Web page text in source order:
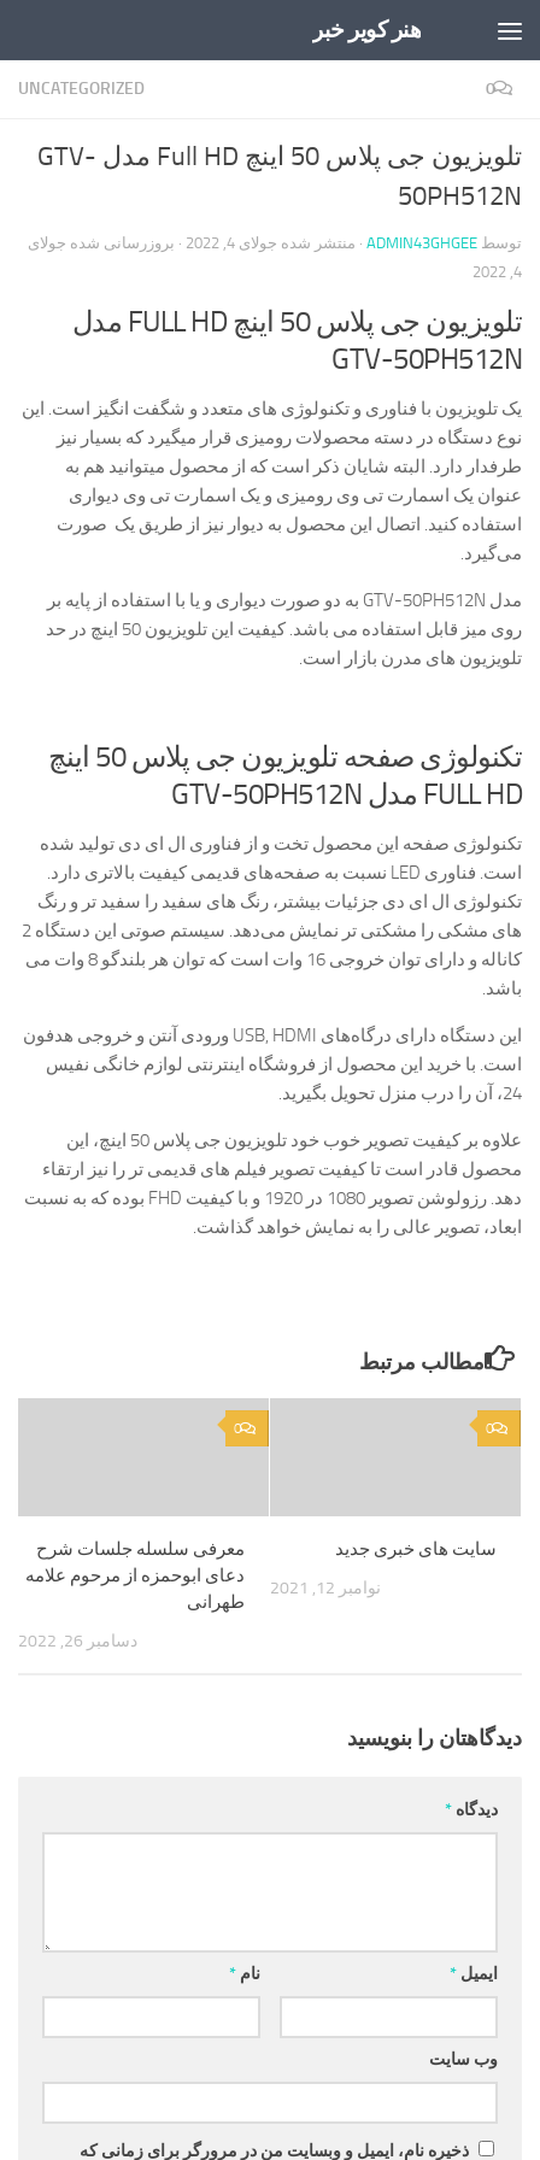
هنر کویر خبر
UNCATEGORIZED 0
تلویزیون جی پلاس 50 اینچ Full HD مدل GTV-
50PH512N
توسط ADMIN43GHGEE · منتشر شده جولای 4, 2022 · بروزرسانی شده جولای
4, 2022
تلویزیون جی پلاس 50 اینچ FULL HD مدل
GTV-50PH512N
یک تلویزیون با فناوری و تکنولوژی های متعدد و شگفت انگیز است. این
نوع دستگاه در دسته محصولات رومیزی قرار میگیرد که بسیار نیز
طرفدار دارد. البته شایان ذکر است که از محصول میتوانید هم به
عنوان یک اسمارت تی وی رومیزی و یک اسمارت تی وی دیواری
استفاده کنید. اتصال این محصول به دیوار نیز از طریق یک صورت
می‌گیرد.
مدل GTV-50PH512N به دو صورت دیواری و یا با استفاده از پایه بر
روی میز قابل استفاده می باشد. کیفیت این تلویزیون 50 اینچ در حد
تلویزیون های مدرن بازار است.
تکنولوژی صفحه تلویزیون جی پلاس 50 اینچ
FULL HD مدل GTV-50PH512N
تکنولوژی صفحه این محصول تخت و از فناوری ال ای دی تولید شده
است. فناوری LED نسبت به صفحه‌های قدیمی کیفیت بالاتری دارد.
تکنولوژی ال ای دی جزئیات بیشتر، رنگ های سفید را سفید تر و رنگ
های مشکی را مشکتی تر نمایش می‌دهد. سیستم صوتی این دستگاه 2
کاناله و دارای توان خروجی 16 وات است که توان هر بلندگو 8 وات می
باشد.
این دستگاه دارای درگاه‌های USB, HDMI ورودی آنتن و خروجی هدفون
است. با خرید این محصول از فروشگاه اینترنتی لوازم خانگی نفیس
24، آن را درب منزل تحویل بگیرید.
علاوه بر کیفیت تصویر خوب خود تلویزیون جی پلاس 50 اینچ، این
محصول قادر است تا کیفیت تصویر فیلم های قدیمی تر را نیز ارتقاء
دهد. رزولوشن تصویر 1080 در 1920 و با کیفیت FHD بوده که به نسبت
ابعاد، تصویر عالی را به نمایش خواهد گذاشت.
مطالب مرتبط
0
معرفی سلسله جلسات شرح
دعای ابوحمزه از مرحوم علامه
طهرانی
دسامبر 26, 2022
0
سایت های خبری جدید
نوامبر 12, 2021
دیدگاهتان را بنویسید
دیدگاه *
نام * ایمیل *
وب‌ سایت
ذخیره نام، ایمیل و وبسایت من در مرورگر برای زمانی که